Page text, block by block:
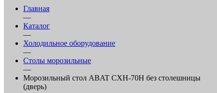
Главная
—
Каталог
—
Холодильное оборудование
—
Столы морозильные
—
Морозильный стол ABAT СХН-70Н без столешницы
(дверь)